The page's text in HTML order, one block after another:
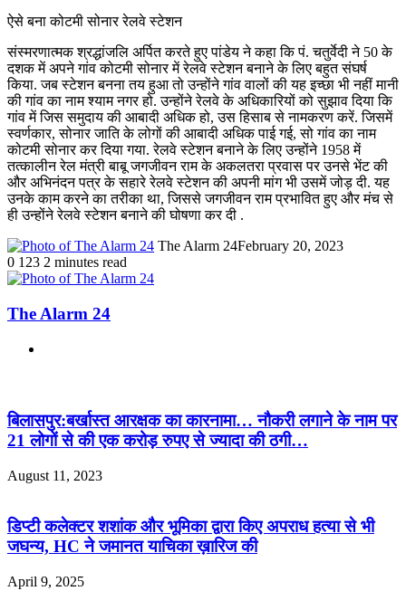
ऐसे बना कोटमी सोनार रेलवे स्टेशन
संस्मरणात्मक श्रद्धांजलि अर्पित करते हुए पांडेय ने कहा कि पं. चतुर्वेदी ने 50 के
दशक में अपने गांव कोटमी सोनार में रेलवे स्टेशन बनाने के लिए बहुत संघर्ष
किया. जब स्टेशन बनना तय हुआ तो उन्होंने गांव वालों की यह इच्छा भी नहीं मानी
की गांव का नाम श्याम नगर हो. उन्होंने रेलवे के अधिकारियों को सुझाव दिया कि
गांव में जिस समुदाय की आबादी अधिक हो, उस हिसाब से नामकरण करें. जिसमें
स्वर्णकार, सोनार जाति के लोगों की आबादी अधिक पाई गई, सो गांव का नाम
कोटमी सोनार कर दिया गया. रेलवे स्टेशन बनाने के लिए उन्होंने 1958 में
तत्कालीन रेल मंत्री बाबू जगजीवन राम के अकलतरा प्रवास पर उनसे भेंट की
और अभिनंदन पत्र के सहारे रेलवे स्टेशन की अपनी मांग भी उसमें जोड़ दी. यह
उनके काम करने का तरीका था, जिससे जगजीवन राम प्रभावित हुए और मंच से
ही उन्होंने रेलवे स्टेशन बनाने की घोषणा कर दी .
The Alarm 24February 20, 2023
0 123 2 minutes read
The Alarm 24
बिलासपुर:बर्खास्त आरक्षक का कारनामा… नौकरी लगाने के नाम पर
21 लोगों से की एक करोड़ रुपए से ज्यादा की ठगी…
August 11, 2023
डिप्टी कलेक्टर शशांक और भूमिका द्वारा किए अपराध हत्या से भी
जघन्य, HC ने जमानत याचिका ख़ारिज की
April 9, 2025